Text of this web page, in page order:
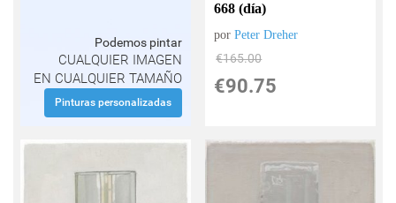
Podemos pintar
CUALQUIER IMAGEN
EN CUALQUIER TAMAÑO
Pinturas personalizadas
668 (día)
porPeter Dreher
€165.00
€90.75